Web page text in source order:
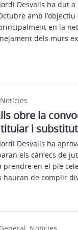
Desvalls ha dut
amb
en la
dels murs
Notícies
obre la
i substitut
Desvalls ha
els càrrecs de
prendre en el ple
hauran de complir